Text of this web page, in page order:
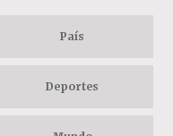
País
Deportes